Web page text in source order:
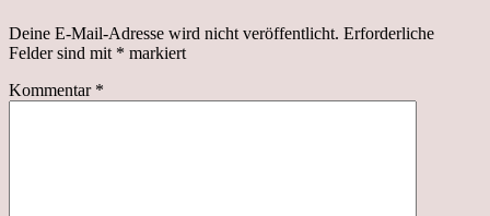
Deine E-Mail-Adresse wird nicht veröffentlicht. Erforderliche
Felder sind mit * markiert
Kommentar *